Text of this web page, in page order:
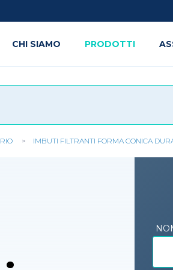
IMBUTI FILTRANTI FORMA CONICA
CHI SIAMO PRODOTTI